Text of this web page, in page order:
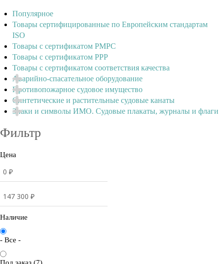
Популярное
Товары сертифицированные по Европейским стандартам
ISO
Товары с сертификатом РМРС
Товары с сертификатом РРР
Товары с сертификатом соответствия качества
Аварийно-спасательное оборудование
Противопожарное судовое имущество
Синтетические и растительные судовые канаты
Знаки и символы ИМО. Судовые плакаты, журналы и флаги
Фильтр
Цена
Наличие
- Все -